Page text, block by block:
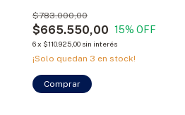
$665.550,00
$783.000,00
15% OFF
6x $110.925,00 sin interés
¡Solo quedan 3 en stock!
Comprar